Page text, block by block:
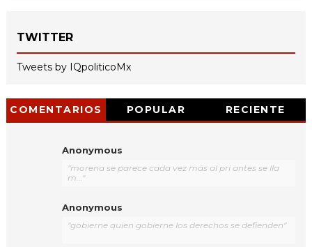
TWITTER
Tweets by IQpoliticoMx
COMENTARIOS POPULAR RECIENTE
Anonymous
"morena se parece cada vez más al pri antes se lla
m..."
Anonymous
"gobierne quien gobierne los derechos se defienden"